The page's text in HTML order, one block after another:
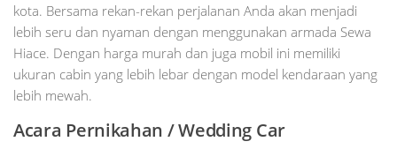
kota. Bersama rekan-rekan perjalanan Anda akan menjadi
lebih seru dan nyaman dengan menggunakan armada Sewa
Hiace. Dengan harga murah dan juga mobil ini memiliki
ukuran cabin yang lebih lebar dengan model kendaraan yang
lebih mewah.
Acara Pernikahan / Wedding Car